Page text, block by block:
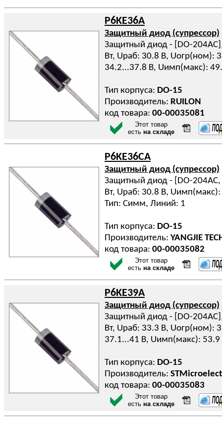
P6KE36A
Защитный диод (супрессор)
Защитный диод - [DO-
Вт, Uраб: 30.8 В, Uогр(ном):
34.2...37.8 В, Uимп(макс):
Тип корпуса: DO-15
Производитель: RUILON
код товара: 00-00035081
Этот товар
есть на складе
P6KE36CA
Защитный диод (супрессор)
Защитный диод - [DO-
Вт, Uраб: 30.8 В,
Тип: Симм, Линий: 1
Тип корпуса: DO-15
Производитель: YANGJIE
код товара: 00-00035082
Этот товар
есть на складе
P6KE39A
Защитный диод (супрессор)
Защитный диод - [DO-
Вт, Uраб: 33.3 В, Uогр(ном):
37.1...41 В, Uимп(макс): 53.9
Тип корпуса: DO-15
Производитель:
код товара: 00-00035083
Этот товар
есть на складе